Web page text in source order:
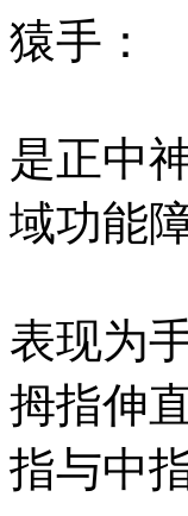
猿手：
是正中
域功能
表现为
拇指伸
指与中